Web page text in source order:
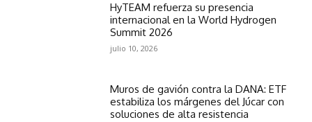
HyTEAM refuerza su presencia
internacional en la World Hydrogen
Summit 2026
julio 10, 2026
Muros de gavión contra la DANA: ETF
estabiliza los márgenes del Júcar con
soluciones de alta resistencia